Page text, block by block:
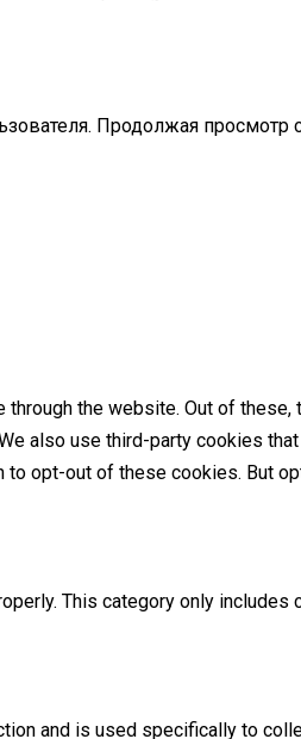
Продолжая
the website. Out of
also use third-party cookies
to opt-out of these cookies. But
This category only
and is used specifically to